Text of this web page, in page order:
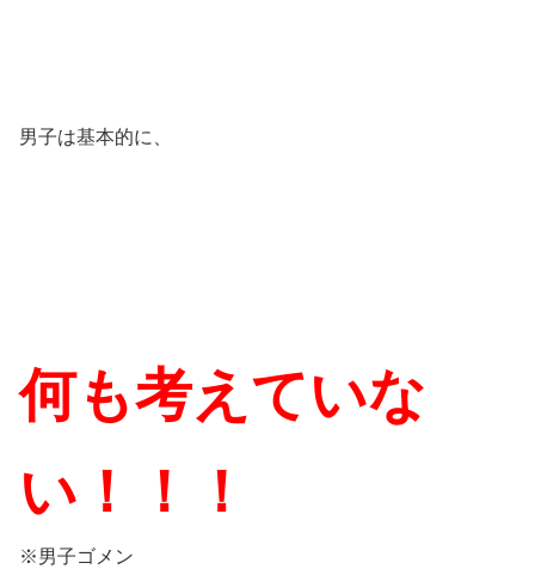
男子は基本的に、
何も考えていな
い！！！
※男子ゴメン